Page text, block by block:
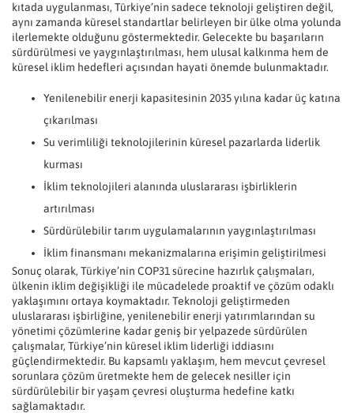
kıtada uygulanması, Türkiye’nin sadece teknoloji geliştiren değil,
aynı zamanda küresel standartlar belirleyen bir ülke olma yolunda
ilerlemekte olduğunu göstermektedir. Gelecekte bu başarıların
sürdürülmesi ve yaygınlaştırılması, hem ulusal kalkınma hem de
küresel iklim hedefleri açısından hayati önemde bulunmaktadır.
Yenilenebilir enerji kapasitesinin 2035 yılına kadar üç katına
çıkarılması
Su verimliliği teknolojilerinin küresel pazarlarda liderlik
kurması
İklim teknolojileri alanında uluslararası işbirliklerin
artırılması
Sürdürülebilir tarım uygulamalarının yaygınlaştırılması
İklim finansmanı mekanizmalarına erişimin geliştirilmesi
Sonuç olarak, Türkiye’nin COP31 sürecine hazırlık çalışmaları,
ülkenin iklim değişikliği ile mücadelede proaktif ve çözüm odaklı
yaklaşımını ortaya koymaktadır. Teknoloji geliştirmeden
uluslararası işbirliğine, yenilenebilir enerji yatırımlarından su
yönetimi çözümlerine kadar geniş bir yelpazede sürdürülen
çalışmalar, Türkiye’nin küresel iklim liderliği iddiasını
güçlendirmektedir. Bu kapsamlı yaklaşım, hem mevcut çevresel
sorunlara çözüm üretmekte hem de gelecek nesiller için
sürdürülebilir bir yaşam çevresi oluşturma hedefine katkı
sağlamaktadır.